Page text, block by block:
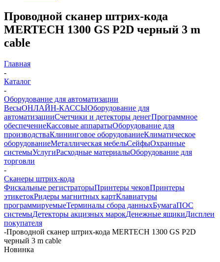
Проводной сканер штрих-кода
MERTECH 1300 GS P2D черный 3 m
cable
Главная
-
Каталог
-
Оборудование для автоматизации
ВесыОНЛАЙН-КАССЫОборудование для
автоматизацииСчетчики и детекторы денегПрограммное
обеспечениеКассовые аппаратыОборудование для
производстваКлининговое оборудованиеКлиматическое
оборудованиеМеталлическая мебельСейфыОхранные
системыУслугиРасходные материалыОборудование для
торговли
-
Сканеры штрих-кода
Фискальные регистраторыПринтеры чековПринтеры
этикетокРидеры магнитных картКлавиатуры
программируемыеТерминалы сбора данныхБумагаПОС
системыДетекторы акцизных марокДенежные ящикиДисплеи
покупателя
-Проводной сканер штрих-кода MERTECH 1300 GS P2D
черный 3 m cable
Новинка